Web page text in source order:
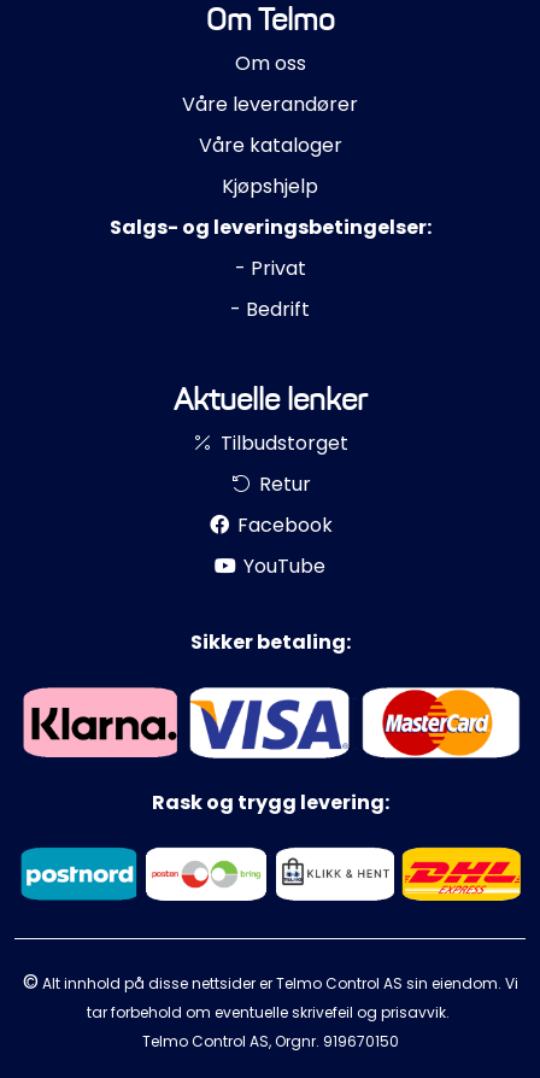
Om Telmo
Om oss
Våre leverandører
Våre kataloger
Kjøpshjelp
Salgs- og leveringsbetingelser:
- Privat
- Bedrift
Aktuelle lenker
Tilbudstorget
Retur
Facebook
YouTube
Sikker betaling:
Rask og trygg levering:
© Alt innhold på disse nettsider er Telmo Control AS sin eiendom. Vi
tar forbehold om eventuelle skrivefeil og prisavvik.
Telmo Control AS, Orgnr. 919670150